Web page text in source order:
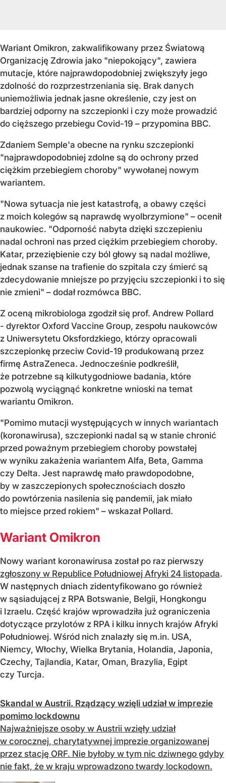
Wariant Omikron, zakwalifikowany przez Światową
Organizację Zdrowia jako "niepokojący", zawiera
mutacje, które najprawdopodobniej zwiększyły jego
zdolność do rozprzestrzeniania się. Brak danych
uniemożliwia jednak jasne określenie, czy jest on
bardziej odporny na szczepionki i czy może prowadzić
do cięższego przebiegu Covid-19 – przypomina BBC.
Zdaniem Semple'a obecne na rynku szczepionki
"najprawdopodobniej zdolne są do ochrony przed
ciężkim przebiegiem choroby" wywołanej nowym
wariantem.
"Nowa sytuacja nie jest katastrofą, a obawy części
z moich kolegów są naprawdę wyolbrzymione" – ocenił
naukowiec. "Odporność nabyta dzięki szczepieniu
nadal ochroni nas przed ciężkim przebiegiem choroby.
Katar, przeziębienie czy ból głowy są nadal możliwe,
jednak szanse na trafienie do szpitala czy śmierć są
zdecydowanie mniejsze po przyjęciu szczepionki i to się
nie zmieni" – dodał rozmówca BBC.
Z oceną mikrobiologa zgodził się prof. Andrew Pollard
- dyrektor Oxford Vaccine Group, zespołu naukowców
z Uniwersytetu Oksfordzkiego, którzy opracowali
szczepionkę przeciw Covid-19 produkowaną przez
firmę AstraZeneca. Jednocześnie podkreślił,
że potrzebne są kilkutygodniowe badania, które
pozwolą wyciągnąć konkretne wnioski na temat
wariantu Omikron.
"Pomimo mutacji występujących w innych wariantach
(koronawirusa), szczepionki nadal są w stanie chronić
przed poważnym przebiegiem choroby powstałej
w wyniku zakażenia wariantem Alfa, Beta, Gamma
czy Delta. Jest naprawdę mało prawdopodobne,
by w zaszczepionych społecznościach doszło
do powtórzenia nasilenia się pandemii, jak miało
to miejsce przed rokiem" – wskazał Pollard.
Wariant Omikron
Nowy wariant koronawirusa został po raz pierwszy
zgłoszony w Republice Południowej Afryki 24 listopada.
W następnych dniach zidentyfikowano go również
w sąsiadującej z RPA Botswanie, Belgii, Hongkongu
i Izraelu. Część krajów wprowadziła już ograniczenia
dotyczące przylotów z RPA i kilku innych krajów Afryki
Południowej. Wśród nich znalazły się m.in. USA,
Niemcy, Włochy, Wielka Brytania, Holandia, Japonia,
Czechy, Tajlandia, Katar, Oman, Brazylia, Egipt
czy Turcja.
Skandal w Austrii. Rządzący wzięli udział w imprezie
pomimo lockdownu
Najważniejsze osoby w Austrii wzięły udział
w corocznej, charytatywnej imprezie organizowanej
przez stację ORF. Nie byłoby w tym nic dziwnego gdyby
nie fakt, że w kraju wprowadzono twardy lockodown.